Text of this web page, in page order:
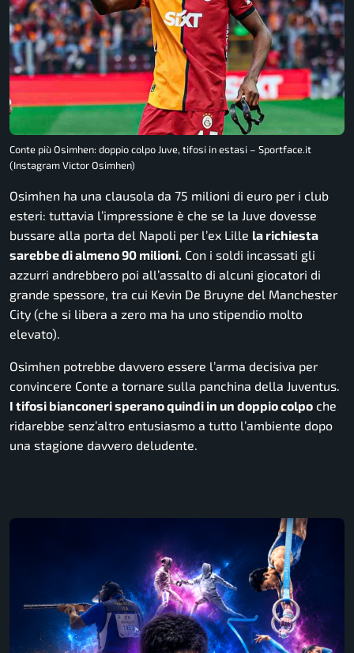
Conte più Osimhen: doppio colpo Juve, tifosi in estasi – Sportface.it
(Instagram Victor Osimhen)
Osimhen ha una clausola da 75 milioni di euro per i club
esteri: tuttavia l’impressione è che se la Juve dovesse
bussare alla porta del Napoli per l’ex Lille la richiesta
sarebbe di almeno 90 milioni. Con i soldi incassati gli
azzurri andrebbero poi all’assalto di alcuni giocatori di
grande spessore, tra cui Kevin De Bruyne del Manchester
City (che si libera a zero ma ha uno stipendio molto
elevato).
Osimhen potrebbe davvero essere l’arma decisiva per
convincere Conte a tornare sulla panchina della Juventus.
I tifosi bianconeri sperano quindi in un doppio colpo che
ridarebbe senz’altro entusiasmo a tutto l’ambiente dopo
una stagione davvero deludente.